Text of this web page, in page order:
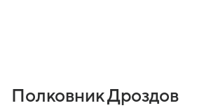
Полковник Дроздов